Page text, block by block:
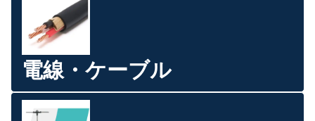
電線・ケーブル